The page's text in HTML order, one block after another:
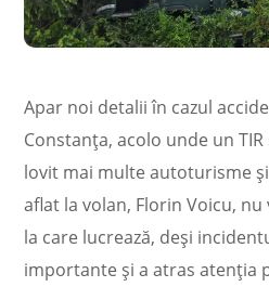
Apar noi detalii în cazul
Constanța, acolo unde un
lovit mai multe autoturisme
aflat la volan, Florin Voicu,
la care lucrează, deși
importante și a atras atenția